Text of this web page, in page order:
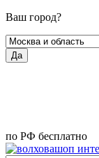
Ваш город?
Да
по РФ бесплатно